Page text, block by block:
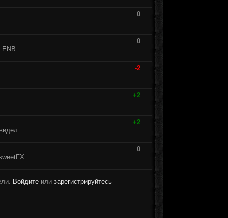
0
0
ENB
-2
+2
+2
0
Войдите или зарегистрируйтесь